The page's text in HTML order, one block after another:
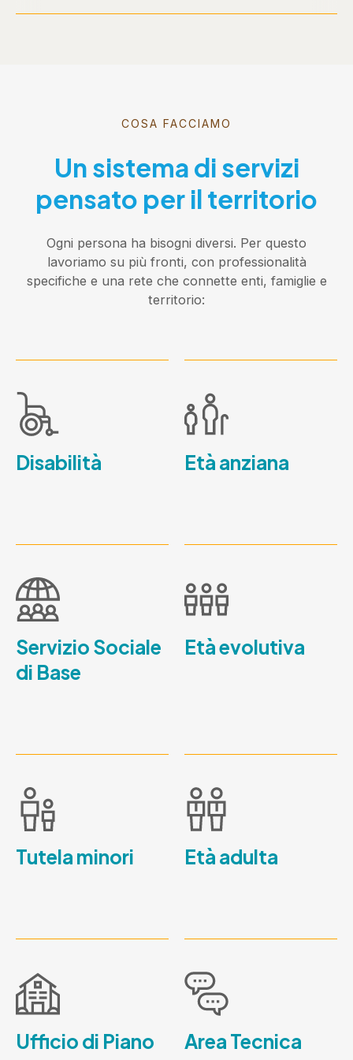
COSA FACCIAMO
Un sistema di servizi
pensato per il territorio
Ogni persona ha bisogni diversi. Per questo
lavoriamo su più fronti, con professionalità
specifiche e una rete che connette enti, famiglie e
territorio:
Disabilità Età anziana
Servizio Sociale
di Base
Età evolutiva
Tutela minori Età adulta
Ufficio di Piano Area Tecnica